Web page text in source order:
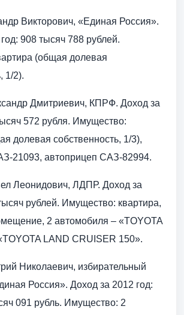
Викторович, «Единая Россия».
908 тысяч 788 рублей.
(общая долевая
1/2).
Дмитриевич, КПРФ. Доход за
572 рубля. Имущество:
долевая собственность, 1/3),
21093, автоприцеп САЗ-82994.
Леонидович, ЛДПР. Доход за
рублей. Имущество: квартира,
2 автомобиля – «TOYOTA
LAND CRUISER 150».
Николаевич, избирательный
Россия». Доход за 2012 год:
091 рубль. Имущество: 2